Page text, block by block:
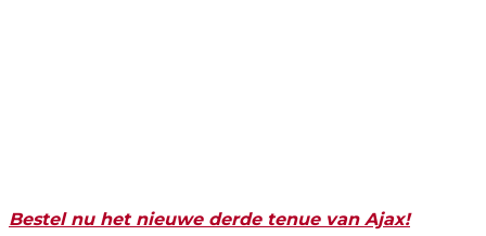
Bestel nu het nieuwe derde tenue van Ajax!